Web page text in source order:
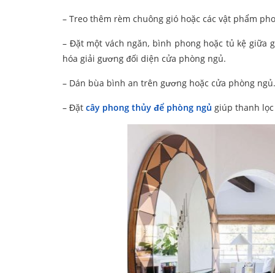
– Treo thêm rèm chuông gió hoặc các vật phẩm
– Đặt một vách ngăn, bình phong hoặc tủ kệ giữa
hóa giải gương đối diện cửa phòng ngủ.
– Dán bùa bình an trên gương hoặc cửa phòng ngủ.
– Đặt cây phong thủy để phòng ngủ giúp thanh